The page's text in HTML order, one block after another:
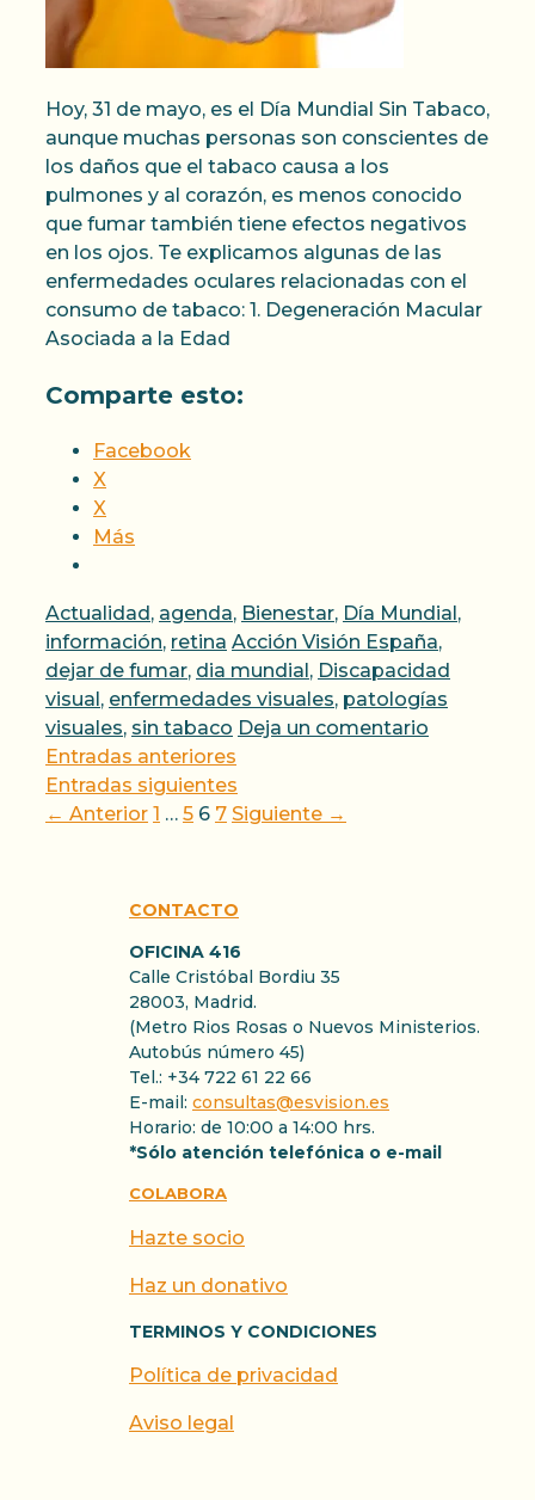
Hoy, 31 de mayo, es el Día Mundial Sin Tabaco,
aunque muchas personas son conscientes de
los daños que el tabaco causa a los
pulmones y al corazón, es menos conocido
que fumar también tiene efectos negativos
en los ojos. Te explicamos algunas de las
enfermedades oculares relacionadas con el
consumo de tabaco: 1. Degeneración Macular
Asociada a la Edad
Comparte esto:
Facebook
X
X
Más
Categorías
Actualidad , agenda, Bienestar, Día Mundial ,
información, retina Etiquetas
Acción Visión España,
dejar de fumar, dia mundial , Discapacidad
visual , enfermedades visuales, patologías
visuales, sin tabaco Deja un comentario
Entradas anteriores
Entradas siguientes
← Anterior Página
1 … Página
5 Página
6 Página
7 Siguiente →
CONTACTO
OFICINA 416
Calle Cristóbal Bordiu 35
28003, Madrid.
(Metro Rios Rosas o Nuevos Ministerios.
Autobús número 45)
Tel.: +34 722 61 22 66
E-mail: consultas@esvision.es
Horario: de 10:00 a 14:00 hrs.
*Sólo atención telefónica o e-mail
COLABORA
Hazte socio
Haz un donativo
TERMINOS Y CONDICIONES
Política de privacidad
Aviso legal